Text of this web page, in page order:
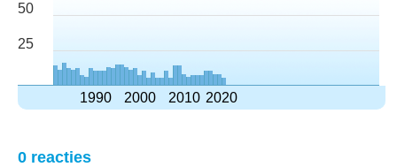
50
25
1990 2000 2010 2020
0 reacties